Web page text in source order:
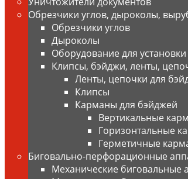
Обрезчики углов, дыроколы,
Обрезчики углов
Дыроколы
Оборудование для
Клипсы, бэйджи, ленты,
Ленты, цепочки для
Клипсы
Карманы для бэйджей
Вертикальные
Горизонтальные
Герметичные
Биговально-перфорационные
Механические биговальные